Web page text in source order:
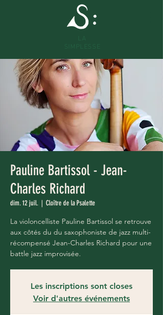
Pauline Bartissol - Jean-
Charles Richard
dim. 12 juil.
  |
Cloître de la Psalette
La violoncelliste Pauline Bartissol se retrouve
aux côtés du du saxophoniste de jazz multi-
récompensé Jean-Charles Richard pour une
battle jazz improvisée.
Les inscriptions sont closes
Voir d'autres événements